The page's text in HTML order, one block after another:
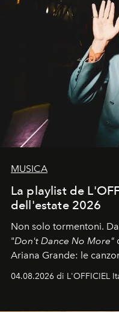
MUSICA
La playlist de
dell'estate 2026
Non solo tormentoni.
"Don't Dance No More"
Ariana Grande: le
colonna sonora della
04.08.2026 di L'OFFICIEL